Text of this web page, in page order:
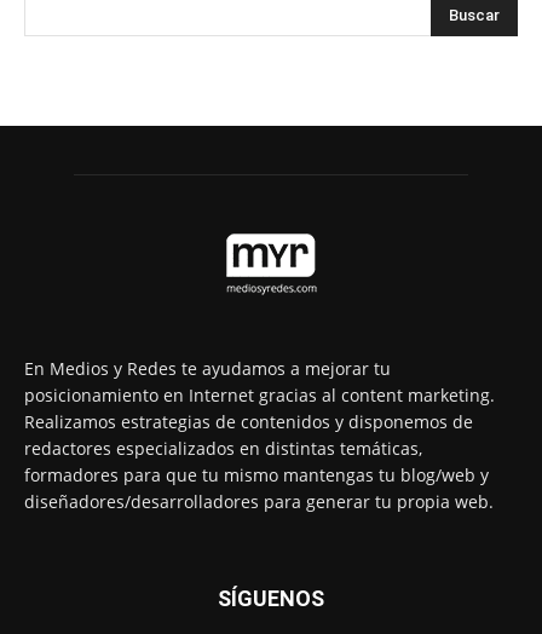
En Medios y Redes te ayudamos a mejorar tu
posicionamiento en Internet gracias al content marketing.
Realizamos estrategias de contenidos y disponemos de
redactores especializados en distintas temáticas,
formadores para que tu mismo mantengas tu blog/web y
diseñadores/desarrolladores para generar tu propia web.
SÍGUENOS